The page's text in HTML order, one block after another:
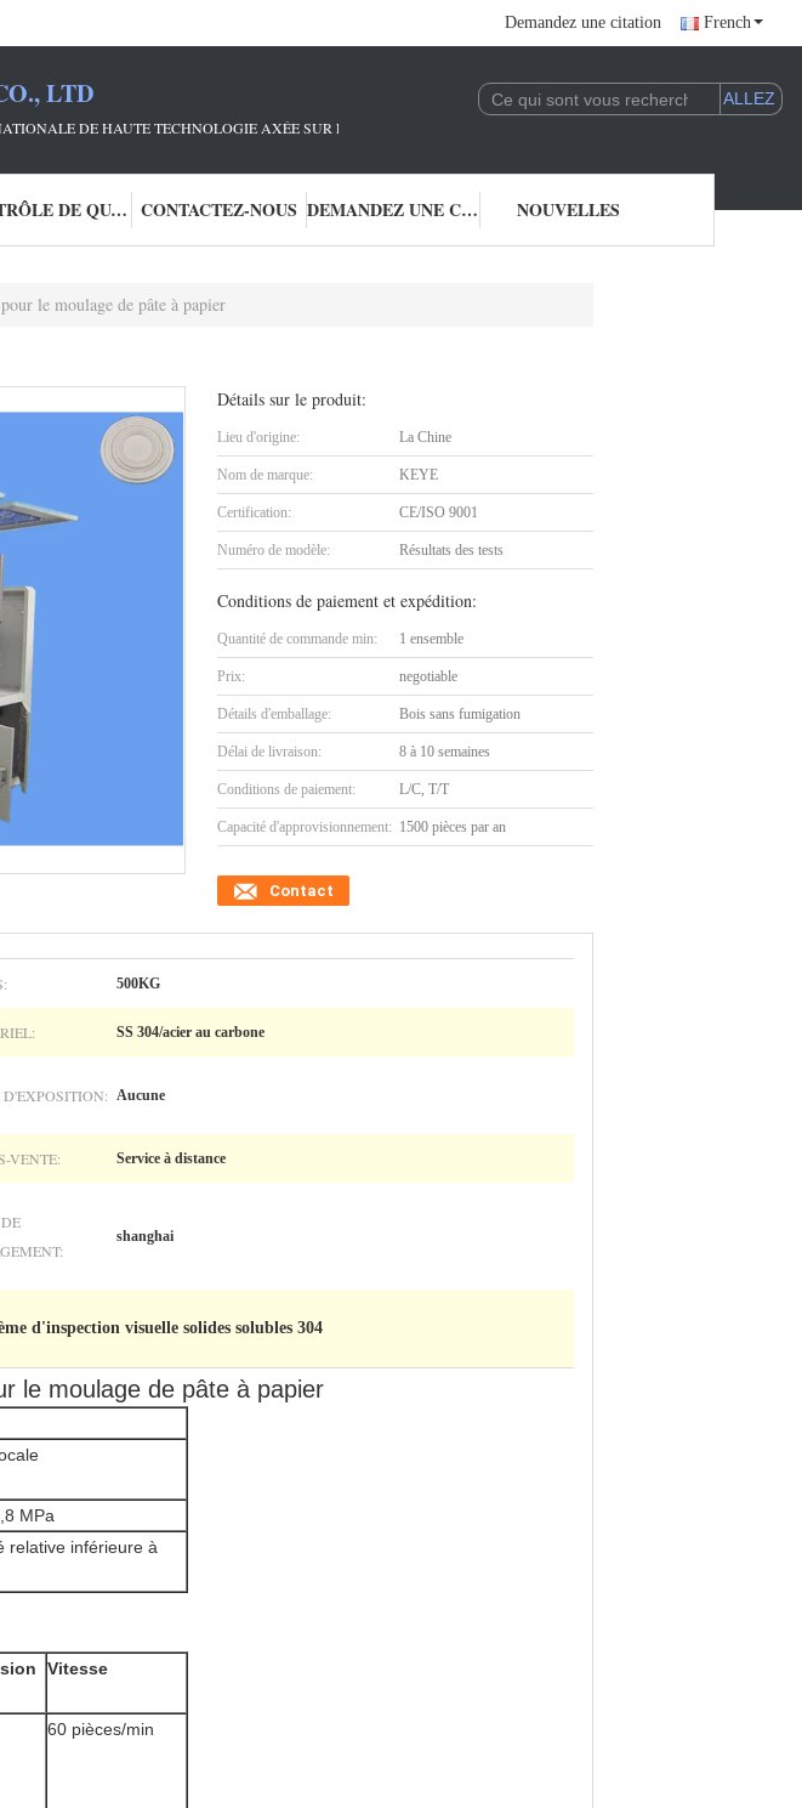
Demandez une citation French
LTD
DE HAUTE TECHNOLOGIE AXÉE SUR LA R&D ET L'APPLICATION DE LA TECHNOLOGIE DE L'IA.NOUS
CONTRÔLE DE QUALITÉ CONTACTEZ-NOUS DEMANDEZ UNE CITATION NOUVELLES
le moulage de pâte à papier
Détails sur le produit:
Lieu d'origine: La Chine
Nom de marque: KEYE
Certification: CE/ISO 9001
Numéro de modèle: Résultats des tests
Conditions de paiement et expédition:
Quantité de commande min: 1 ensemble
Prix: negotiable
Détails d'emballage: Bois sans fumigation
Délai de livraison: 8 à 10 semaines
Conditions de paiement: L/C, T/T
Capacité d'approvisionnement: 1500 pièces par an
Contact
500KG
SS 304/acier au carbone
D'EXPOSITION: Aucune
VENTE: Service à distance
shanghai
d'inspection visuelle solides solubles 304
le moulage de pâte à papier
MPa
relative inférieure à
Vitesse
60 pièces/min